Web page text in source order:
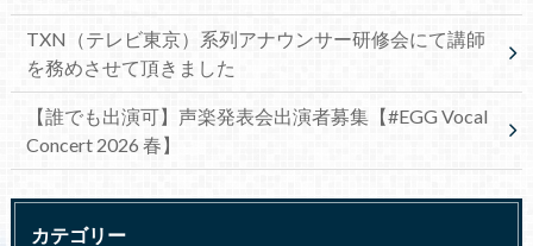
TXN（テレビ東京）系列アナウンサー研修会にて講師
を務めさせて頂きました
【誰でも出演可】声楽発表会出演者募集【#EGG Vocal
Concert 2026 春】
カテゴリー